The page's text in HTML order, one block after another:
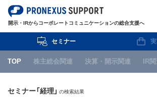
開示・IRからコーポレートコミュニケーションの総合支援へ
決算・開示関連
IR関連
TOP 株主総会関連 決算・開示関連 IR
セミナー
セミナー「経理」 の検索結果